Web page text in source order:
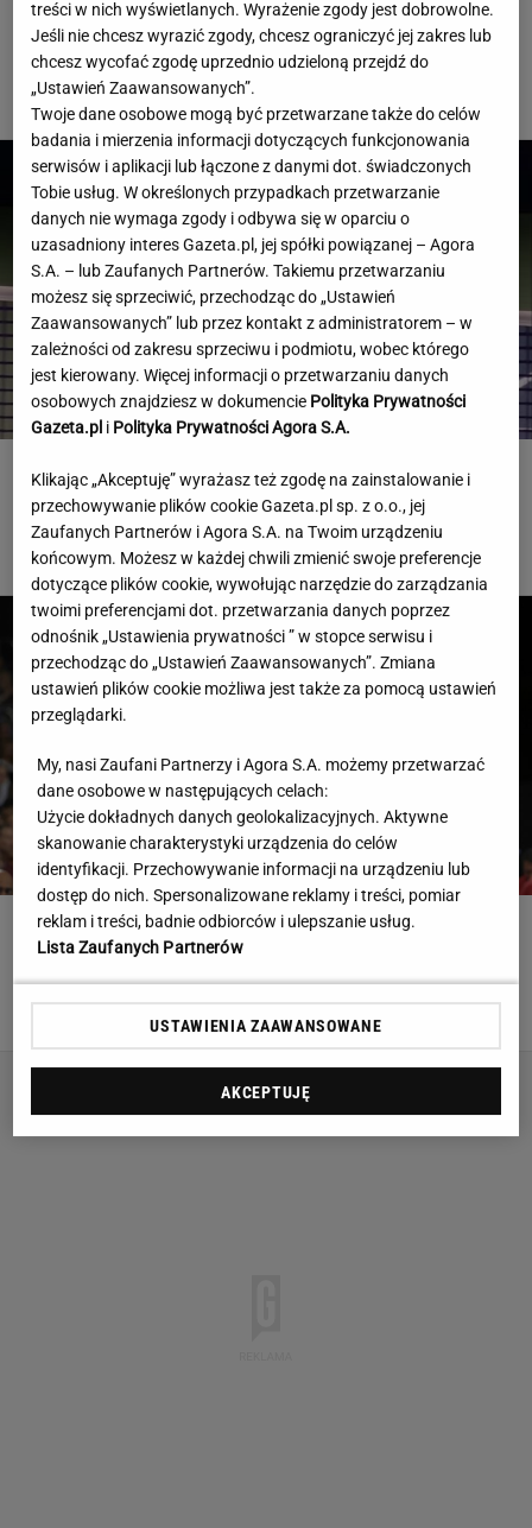
Polska firma sponsorem FC Porto! "Nie mogliśmy
nie wykorzystać okazji"
PIŁKA NOŻNA
Cały świat widział, jak Switolina potraktowała rywalkę po
meczu
TENIS
Brat Grbicia radzi mu nie wracać do Serbii. "To
przerażające"
SIATKÓWKA
treści w nich wyświetlanych. Wyrażenie zgody jest dobrowolne.
Jeśli nie chcesz wyrazić zgody, chcesz ograniczyć jej zakres lub
chcesz wycofać zgodę uprzednio udzieloną przejdź do
„Ustawień Zaawansowanych”.
Twoje dane osobowe mogą być przetwarzane także do celów
badania i mierzenia informacji dotyczących funkcjonowania
serwisów i aplikacji lub łączone z danymi dot. świadczonych
Tobie usług. W określonych przypadkach przetwarzanie
danych nie wymaga zgody i odbywa się w oparciu o
uzasadniony interes Gazeta.pl, jej spółki powiązanej – Agora
S.A. – lub Zaufanych Partnerów. Takiemu przetwarzaniu
możesz się sprzeciwić, przechodząc do „Ustawień
Zaawansowanych” lub przez kontakt z administratorem – w
zależności od zakresu sprzeciwu i podmiotu, wobec którego
jest kierowany. Więcej informacji o przetwarzaniu danych
osobowych znajdziesz w dokumencie Polityka Prywatności
Gazeta.pl i Polityka Prywatności Agora S.A.
Klikając „Akceptuję” wyrażasz też zgodę na zainstalowanie i
przechowywanie plików cookie Gazeta.pl sp. z o.o., jej
Zaufanych Partnerów i Agora S.A. na Twoim urządzeniu
końcowym. Możesz w każdej chwili zmienić swoje preferencje
dotyczące plików cookie, wywołując narzędzie do zarządzania
twoimi preferencjami dot. przetwarzania danych poprzez
odnośnik „Ustawienia prywatności ” w stopce serwisu i
przechodząc do „Ustawień Zaawansowanych”. Zmiana
ustawień plików cookie możliwa jest także za pomocą ustawień
przeglądarki.
My, nasi Zaufani Partnerzy i Agora S.A. możemy przetwarzać
dane osobowe w następujących celach:
Użycie dokładnych danych geolokalizacyjnych. Aktywne
skanowanie charakterystyki urządzenia do celów
identyfikacji. Przechowywanie informacji na urządzeniu lub
dostęp do nich. Spersonalizowane reklamy i treści, pomiar
reklam i treści, badnie odbiorców i ulepszanie usług.
Lista Zaufanych Partnerów
USTAWIENIA ZAAWANSOWANE
AKCEPTUJĘ